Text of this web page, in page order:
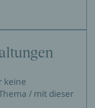
keine
/ mit dieser